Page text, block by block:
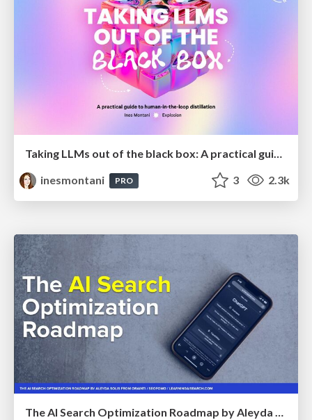
Taking LLMs out of the black box: A practical guide to human-in-the-loop distillation
inesmontani
PRO 3 2.3k
The AI Search Optimization Roadmap by Aleyda Solis